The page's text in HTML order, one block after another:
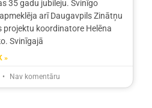
35 gadu jubileju. Svinīgo
arī Daugavpils Zinātņu
projektu koordinatore Helēna
Svinīgajā
»
Nav komentāru